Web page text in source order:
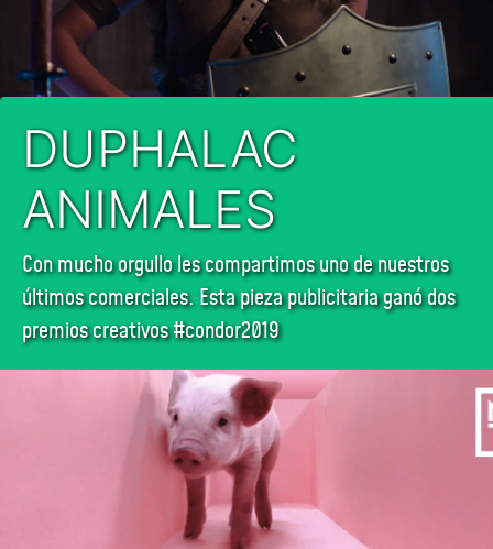
DUPHALAC
ANIMALES
Con mucho orgullo les compartimos uno de nuestros
últimos comerciales. Esta pieza publicitaria ganó dos
premios creativos #condor2019